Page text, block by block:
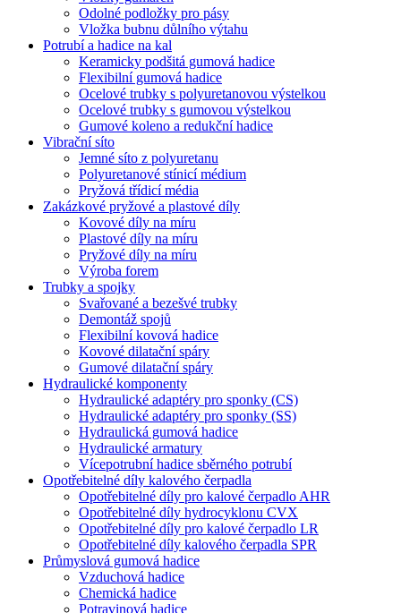
Odolné podložky pro pásy
Vložka bubnu důlního výtahu
Potrubí a hadice na kal
Keramicky podšitá gumová hadice
Flexibilní gumová hadice
Ocelové trubky s polyuretanovou výstelkou
Ocelové trubky s gumovou výstelkou
Gumové koleno a redukční hadice
Vibrační síto
Jemné síto z polyuretanu
Polyuretanové stínicí médium
Pryžová třídicí média
Zakázkové pryžové a plastové díly
Kovové díly na míru
Plastové díly na míru
Pryžové díly na míru
Výroba forem
Trubky a spojky
Svařované a bezešvé trubky
Demontáž spojů
Flexibilní kovová hadice
Kovové dilatační spáry
Gumové dilatační spáry
Hydraulické komponenty
Hydraulické adaptéry pro sponky (CS)
Hydraulické adaptéry pro sponky (SS)
Hydraulická gumová hadice
Hydraulické armatury
Vícepotrubní hadice sběrného potrubí
Opotřebitelné díly kalového čerpadla
Opotřebitelné díly pro kalové čerpadlo AHR
Opotřebitelné díly hydrocyklonu CVX
Opotřebitelné díly pro kalové čerpadlo LR
Opotřebitelné díly kalového čerpadla SPR
Průmyslová gumová hadice
Vzduchová hadice
Chemická hadice
Potravinová hadice